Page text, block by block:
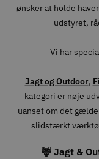
ønsker at holde
udstyret,
Vi har
Jagt og Outdoor,
kategori er nøje
uanset om det
slidstærkt
🦌 Jagt &